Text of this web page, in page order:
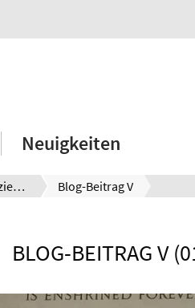
Neuigkeiten
Internationale Beziehungen Blog-Beitrag V
BLOG-BEITRAG V